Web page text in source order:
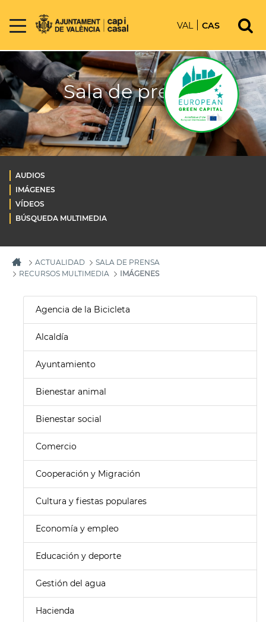
VAL CAS
Sala de prensa
AUDIOS
IMÁGENES
VÍDEOS
BÚSQUEDA MULTIMEDIA
ACTUALIDAD
SALA DE PRENSA
RECURSOS MULTIMEDIA
IMÁGENES
Agencia de la Bicicleta
Alcaldía
Ayuntamiento
Bienestar animal
Bienestar social
Comercio
Cooperación y Migración
Cultura y fiestas populares
Economía y empleo
Educación y deporte
Gestión del agua
Hacienda